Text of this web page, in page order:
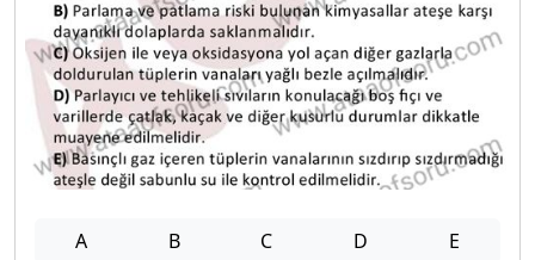
A B C D E